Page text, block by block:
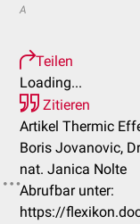
A
Teilen
Loading...
Zitieren
Artikel Thermic
Boris Jovanovic,
nat. Janica Nolte
Abrufbar unter:
https://